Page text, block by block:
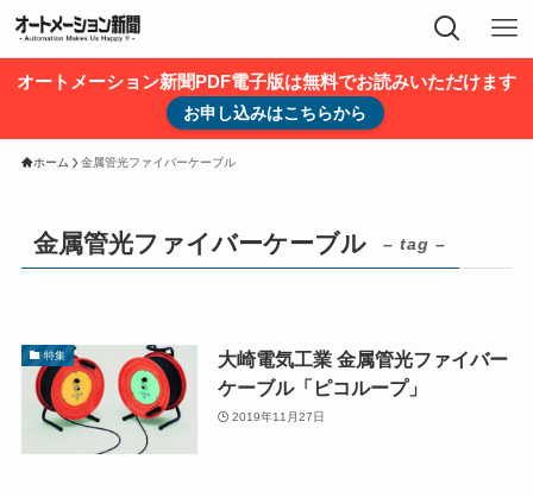
オートメーション新聞PDF電子版は無料でお読みいただけます
お申し込みはこちらから
ホーム 金属管光ファイバーケーブル
金属管光ファイバーケーブル – tag –
特集
大崎電気工業 金属管光ファイバー
ケーブル「ピコループ」
2019年11月27日